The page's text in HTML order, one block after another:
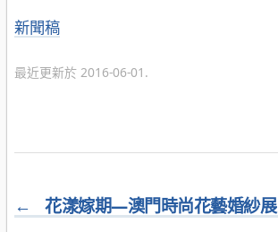
分
新聞稿
最近更新於 2016-06-01.
←
花漾嫁期—澳門時尚花藝婚紗展